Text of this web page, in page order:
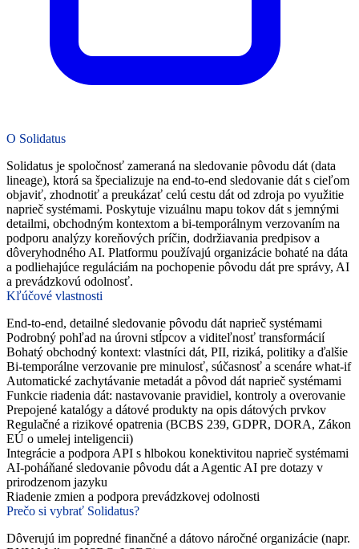
O Solidatus
Solidatus je spoločnosť zameraná na sledovanie pôvodu dát (data
lineage), ktorá sa špecializuje na end-to-end sledovanie dát s cieľom
objaviť, zhodnotiť a preukázať celú cestu dát od zdroja po využitie
naprieč systémami. Poskytuje vizuálnu mapu tokov dát s jemnými
detailmi, obchodným kontextom a bi-temporálnym verzovaním na
podporu analýzy koreňových príčin, dodržiavania predpisov a
dôveryhodného AI. Platformu používajú organizácie bohaté na dáta
a podliehajúce reguláciám na pochopenie pôvodu dát pre správy, AI
a prevádzkovú odolnosť.
Kľúčové vlastnosti
End-to-end, detailné sledovanie pôvodu dát naprieč systémami
Podrobný pohľad na úrovni stĺpcov a viditeľnosť transformácií
Bohatý obchodný kontext: vlastníci dát, PII, riziká, politiky a ďalšie
Bi-temporálne verzovanie pre minulosť, súčasnosť a scenáre what-if
Automatické zachytávanie metadát a pôvod dát naprieč systémami
Funkcie riadenia dát: nastavovanie pravidiel, kontroly a overovanie
Prepojené katalógy a dátové produkty na opis dátových prvkov
Regulačné a rizikové opatrenia (BCBS 239, GDPR, DORA, Zákon
EÚ o umelej inteligencii)
Integrácie a podpora API s hlbokou konektivitou naprieč systémami
AI-poháňané sledovanie pôvodu dát a Agentic AI pre dotazy v
prirodzenom jazyku
Riadenie zmien a podpora prevádzkovej odolnosti
Prečo si vybrať Solidatus?
Dôverujú im popredné finančné a dátovo náročné organizácie (napr.